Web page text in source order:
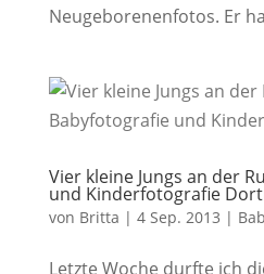
Neugeborenenfotos. Er
Vier kleine Jungs an der
und Kinderfotografie
von Britta | 4 Sep. 2013 |
Letzte Woche durfte ich